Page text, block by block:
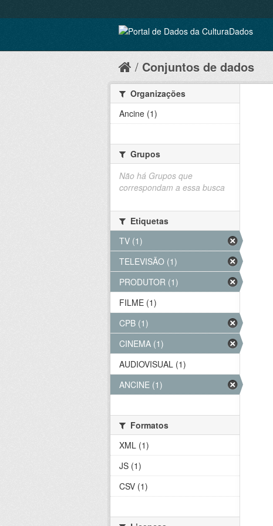
Conjuntos de dados
Organizações
Ancine (1)
Grupos
Não há Grupos que
correspondam a essa busca
Etiquetas
TV (1)
TELEVISÃO (1)
PRODUTOR (1)
FILME (1)
CPB (1)
CINEMA (1)
AUDIOVISUAL (1)
ANCINE (1)
Formatos
XML (1)
JS (1)
CSV (1)